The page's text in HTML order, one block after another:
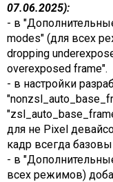
07.06.2025):
- в
modes" (для всех
dropping
overexposed frame".
- в настройки
для не Pixel
кадр всегда
- в
всех режимов)